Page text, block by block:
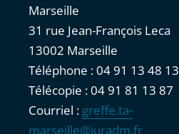
Marseille
31 rue Jean-François Leca
13002 Marseille
Téléphone : 04 91 13 48 13
Télécopie : 04 91 81 13 87
Courriel : greffe.ta-
marseille@juradm.fr